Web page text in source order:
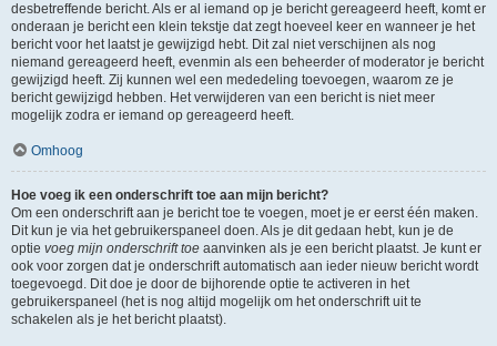
desbetreffende bericht. Als er al iemand op je bericht gereageerd heeft, komt er
onderaan je bericht een klein tekstje dat zegt hoeveel keer en wanneer je het
bericht voor het laatst je gewijzigd hebt. Dit zal niet verschijnen als nog
niemand gereageerd heeft, evenmin als een beheerder of moderator je bericht
gewijzigd heeft. Zij kunnen wel een mededeling toevoegen, waarom ze je
bericht gewijzigd hebben. Het verwijderen van een bericht is niet meer
mogelijk zodra er iemand op gereageerd heeft.
Omhoog
Hoe voeg ik een onderschrift toe aan mijn bericht?
Om een onderschrift aan je bericht toe te voegen, moet je er eerst één maken.
Dit kun je via het gebruikerspaneel doen. Als je dit gedaan hebt, kun je de
optie voeg mijn onderschrift toe aanvinken als je een bericht plaatst. Je kunt er
ook voor zorgen dat je onderschrift automatisch aan ieder nieuw bericht wordt
toegevoegd. Dit doe je door de bijhorende optie te activeren in het
gebruikerspaneel (het is nog altijd mogelijk om het onderschrift uit te
schakelen als je het bericht plaatst).